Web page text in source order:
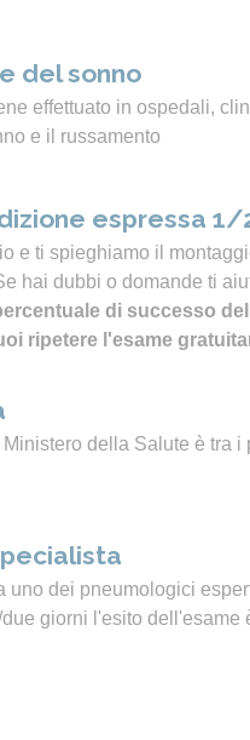
del sonno
effettuato in ospedali,
e il russamento
espressa 1/
e ti spieghiamo il
hai dubbi o domande ti
di successo del
ripetere l'esame
della Salute è tra i
uno dei pneumologici
giorni l'esito dell'esame